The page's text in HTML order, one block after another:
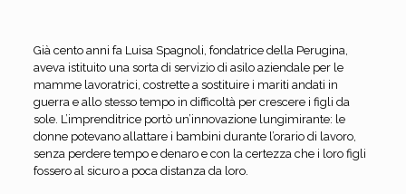
Già cento anni fa Luisa Spagnoli, fondatrice della Perugina,
aveva istituito una sorta di servizio di asilo aziendale per le
mamme lavoratrici, costrette a sostituire i mariti andati in
guerra e allo stesso tempo in difficoltà per crescere i figli da
sole. L’imprenditrice portò un’innovazione lungimirante: le
donne potevano allattare i bambini durante l’orario di lavoro,
senza perdere tempo e denaro e con la certezza che i loro figli
fossero al sicuro a poca distanza da loro.